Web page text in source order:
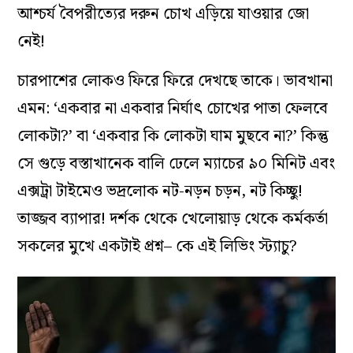
আশ্চর্য বৈপরীত্যের দরুন চোখ এড়িয়ে যাওয়ার জো
নেই!
চারপাশের লোকও ফিরে ফিরে দেখছে তাকে। ভাবখানা
এমন: ‘একবার না একবার নির্ঘাৎ চোখের পাতা ফেলবে
লোকটা?’ বা ‘একবার কি লোকটা ঘাম মুছবে না?’ কিন্তু
সে গুড়ে বস্তাখানেক বালি ঢেলে ম্যাচের ৯০ মিনিট এবং
এক্সট্রা টাইমেও ভদ্রলোক নট-নড়ন চড়ন, নট কিচ্ছু!
তাজ্জব ব্যাপার! দর্শক থেকে খেলোয়াড় থেকে কর্মকর্তা
সকলের মুখে একটাই প্রশ্ন– কে এই লিভিং স্ট্যাচু?